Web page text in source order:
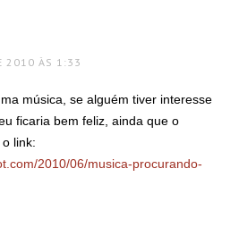
2010 ÀS 1:33
música, se alguém tiver interesse
ficaria bem feliz, ainda que o
link:
2010/06/musica-procurando-